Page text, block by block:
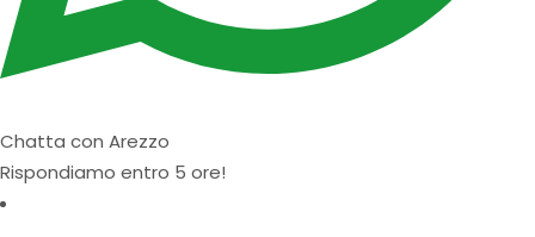
Chatta con Arezzo
Rispondiamo entro 5 ore!